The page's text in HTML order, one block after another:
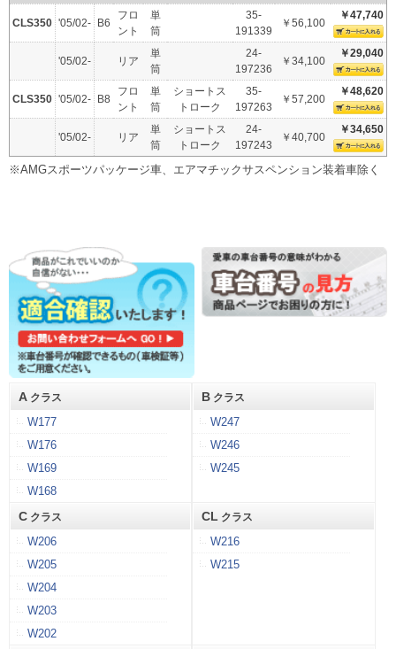
A クラス
W177
W176
W169
W168
B クラス
W247
W246
W245
C クラス
W206
W205
W204
W203
W202
CL クラス
W216
W215
CLS350 '05/02- B6
フロ
ント
単
筒
35-
191339
￥56,100
￥47,740
'05/02- リア
単
筒
24-
197236
￥34,100
￥29,040
CLS350 '05/02- B8
フロ
ント
単
筒
ショートス
トローク
35-
197263
￥57,200
￥48,620
'05/02- リア
単
筒
ショートス
トローク
24-
197243
￥40,700
￥34,650
※AMGスポーツパッケージ車、エアマチックサスペンション装着車除く